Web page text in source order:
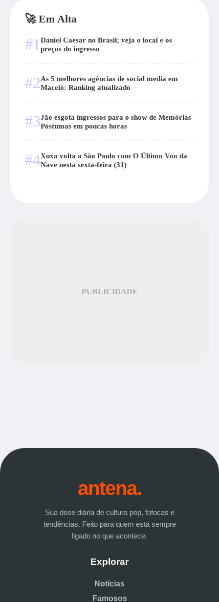
🚀 Em Alta
#1 Daniel Caesar no Brasil; veja o local e os
preços do ingresso
#2As 5 melhores agências de social media em
Maceió: Ranking atualizado
#3Jão esgota ingressos para o show de Memórias
Póstumas em poucas horas
#4Xuxa volta a São Paulo com O Último Voo da
Nave nesta sexta-feira (31)
PUBLICIDADE
antena.
Sua dose diária de cultura pop, fofocas e
tendências. Feito para quem está sempre
ligado no que acontece.
Explorar
Notícias
Famosos